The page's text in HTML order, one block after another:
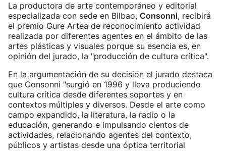
La productora de arte contemporáneo y editorial
especializada con sede en Bilbao, Consonni, recibirá
el premio Gure Artea de reconocimiento actividad
realizada por diferentes agentes en el ámbito de las
artes plásticas y visuales porque su esencia es, en
opinión del jurado, la "producción de cultura crítica".
En la argumentación de su decisión el jurado destaca
que Consonni "surgió en 1996 y lleva produciendo
cultura crítica desde diferentes soportes y en
contextos múltiples y diversos. Desde el arte como
campo expandido, la literatura, la radio o la
educación, generando e impulsando cientos de
actividades, relacionando agentes del contexto,
públicos y artistas desde una óptica territorial